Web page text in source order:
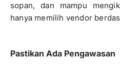
sopan, dan mampu
hanya memilih vendor
Pastikan Ada Pengawasan